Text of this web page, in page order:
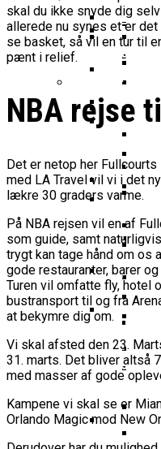
Møder FC
Semifinale
Bakken
Til NBA
Exit
En
Er
EuroCup
Emilie
Spansk
Der Er
Ny
To
Vinderne
Ekstra
Til
Europe
Fra
Klumme
Morten
skal du ikke snyde dig
allerede nu synes et er
se basket, så vil en tur til
pænt i relief.
NBA rejse
Det er netop her
med LA Travel vil vi i det
lækre 30 graders varme.
På NBA rejsen vil en af
som guide, samt
trygt kan tage hånd om os
gode restauranter, barer
Turen vil omfatte fly, hotel
bustransport til og fra
at bekymre dig om.
Vi skal afsted den 23.
31. marts. Det bliver altså
med masser af gode
Kampene vi skal se er
Orlando Magic mod New